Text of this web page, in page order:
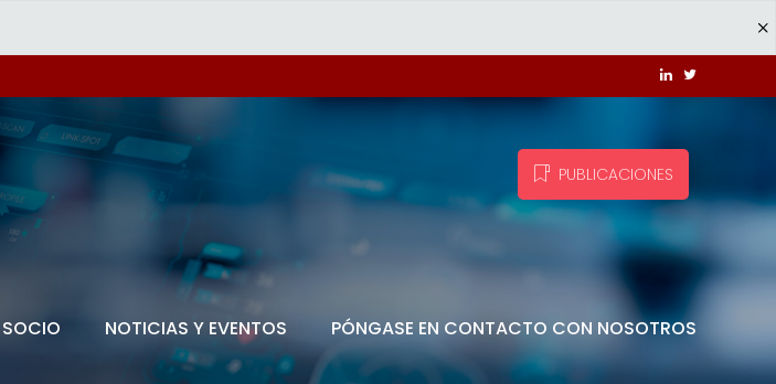
PUBLICACIONES
SOCIO NOTICIAS Y EVENTOS PÓNGASE EN CONTACTO CON NOSOTROS